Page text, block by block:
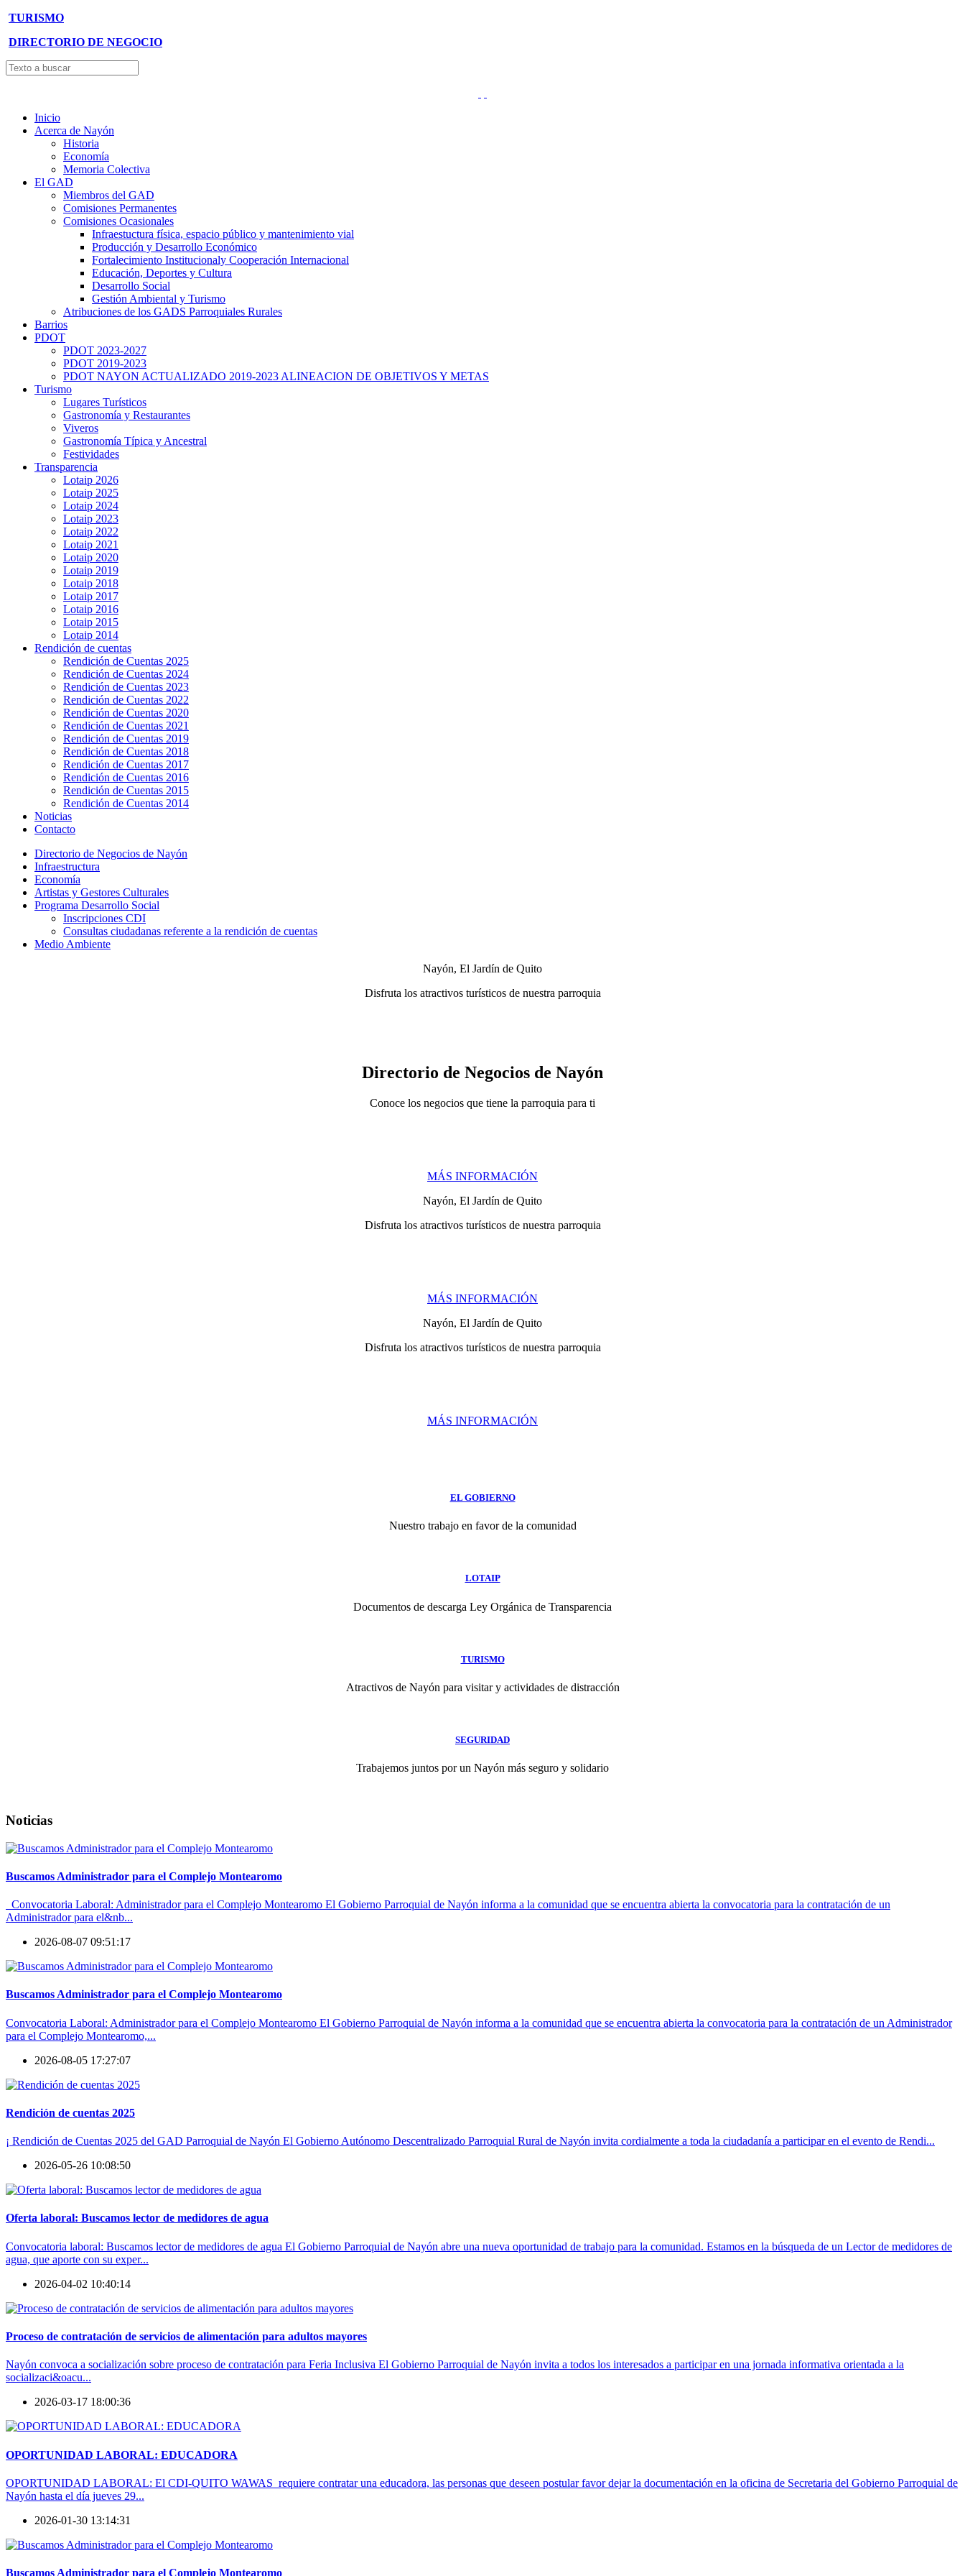
TURISMO
DIRECTORIO DE NEGOCIO
Inicio
Acerca de Nayón
Historia
Economía
Memoria Colectiva
El GAD
Miembros del GAD
Comisiones Permanentes
Comisiones Ocasionales
Infraestuctura física, espacio público y mantenimiento vial
Producción y Desarrollo Económico
Fortalecimiento Institucionaly Cooperación Internacional
Educación, Deportes y Cultura
Desarrollo Social
Gestión Ambiental y Turismo
Atribuciones de los GADS Parroquiales Rurales
Barrios
PDOT
PDOT 2023-2027
PDOT 2019-2023
PDOT NAYON ACTUALIZADO 2019-2023 ALINEACION DE OBJETIVOS Y METAS
Turismo
Lugares Turísticos
Gastronomía y Restaurantes
Viveros
Gastronomía Típica y Ancestral
Festividades
Transparencia
Lotaip 2026
Lotaip 2025
Lotaip 2024
Lotaip 2023
Lotaip 2022
Lotaip 2021
Lotaip 2020
Lotaip 2019
Lotaip 2018
Lotaip 2017
Lotaip 2016
Lotaip 2015
Lotaip 2014
Rendición de cuentas
Rendición de Cuentas 2025
Rendición de Cuentas 2024
Rendición de Cuentas 2023
Rendición de Cuentas 2022
Rendición de Cuentas 2020
Rendición de Cuentas 2021
Rendición de Cuentas 2019
Rendición de Cuentas 2018
Rendición de Cuentas 2017
Rendición de Cuentas 2016
Rendición de Cuentas 2015
Rendición de Cuentas 2014
Noticias
Contacto
Directorio de Negocios de Nayón
Infraestructura
Economía
Artistas y Gestores Culturales
Programa Desarrollo Social
Inscripciones CDI
Consultas ciudadanas referente a la rendición de cuentas
Medio Ambiente
Nayón, El Jardín de Quito
Disfruta los atractivos turísticos de nuestra parroquia
Directorio de Negocios de Nayón
Conoce los negocios que tiene la parroquia para ti
MÁS INFORMACIÓN
Nayón, El Jardín de Quito
Disfruta los atractivos turísticos de nuestra parroquia
MÁS INFORMACIÓN
Nayón, El Jardín de Quito
Disfruta los atractivos turísticos de nuestra parroquia
MÁS INFORMACIÓN
EL GOBIERNO
Nuestro trabajo en favor de la comunidad
LOTAIP
Documentos de descarga Ley Orgánica de Transparencia
TURISMO
Atractivos de Nayón para visitar y actividades de distracción
SEGURIDAD
Trabajemos juntos por un Nayón más seguro y solidario
Noticias
Buscamos Administrador para el Complejo Montearomo
Convocatoria Laboral: Administrador para el Complejo Montearomo El Gobierno Parroquial de Nayón informa a la comunidad que se encuentra abierta la convocatoria para la contratación de un
Administrador para el&nb...
2026-08-07 09:51:17
Buscamos Administrador para el Complejo Montearomo
Convocatoria Laboral: Administrador para el Complejo Montearomo El Gobierno Parroquial de Nayón informa a la comunidad que se encuentra abierta la convocatoria para la contratación de un Administrador
para el Complejo Montearomo,...
2026-08-05 17:27:07
Rendición de cuentas 2025
¡ Rendición de Cuentas 2025 del GAD Parroquial de Nayón El Gobierno Autónomo Descentralizado Parroquial Rural de Nayón invita cordialmente a toda la ciudadanía a participar en el evento de Rendi...
2026-05-26 10:08:50
Oferta laboral: Buscamos lector de medidores de agua
Convocatoria laboral: Buscamos lector de medidores de agua El Gobierno Parroquial de Nayón abre una nueva oportunidad de trabajo para la comunidad. Estamos en la búsqueda de un Lector de medidores de
agua, que aporte con su exper...
2026-04-02 10:40:14
Proceso de contratación de servicios de alimentación para adultos mayores
Nayón convoca a socialización sobre proceso de contratación para Feria Inclusiva El Gobierno Parroquial de Nayón invita a todos los interesados a participar en una jornada informativa orientada a la
socializaci&oacu...
2026-03-17 18:00:36
OPORTUNIDAD LABORAL: EDUCADORA
OPORTUNIDAD LABORAL: El CDI-QUITO WAWAS requiere contratar una educadora, las personas que deseen postular favor dejar la documentación en la oficina de Secretaria del Gobierno Parroquial de
Nayón hasta el día jueves 29...
2026-01-30 13:14:31
Buscamos Administrador para el Complejo Montearomo